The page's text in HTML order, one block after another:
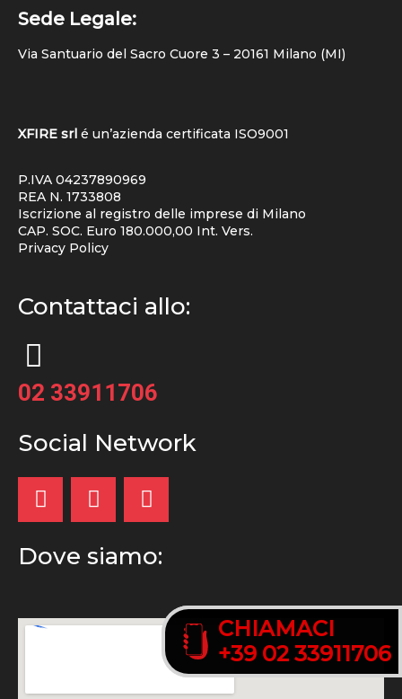
Sede Legale:
Via Santuario del Sacro Cuore 3 – 20161 Milano (MI)
XFIRE srl é un’azienda certificata ISO9001
P.IVA 04237890969
REA N. 1733808
Iscrizione al registro delle imprese di Milano
CAP. SOC. Euro 180.000,00 Int. Vers.
Privacy Policy
Contattaci allo:
02 33911706
Social Network
CHIAMACI
+39 02 33911706
Dove siamo:
CHIAMACI
+39 02 33911706